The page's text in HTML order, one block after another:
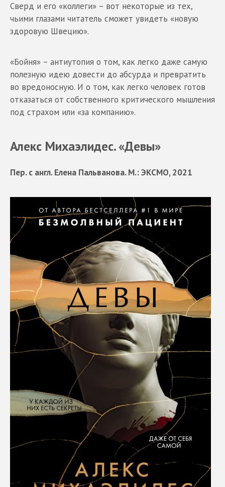
Сверд и его «коллеги» – вот некоторые из тех,
чьими глазами читатель сможет увидеть «новую
здоровую Швецию».
«Бойня» – антиутопия о том, как легко даже самую
полезную идею довести до абсурда и превратить
во вредоносную. И о том, как легко человек готов
отказаться от собственного критического мышления
под страхом или «за компанию».
Алекс Михаэлидес. «Девы»
Пер. с англ. Елена Пальванова. М.: ЭКСМО, 2021